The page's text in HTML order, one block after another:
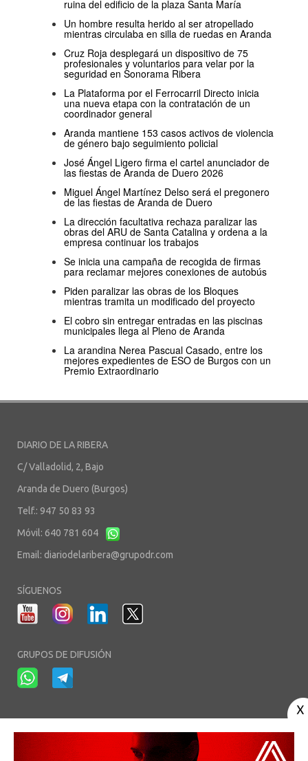
ruina del edificio de la plaza Santa María
Un hombre resulta herido al ser atropellado
mientras circulaba en silla de ruedas en Aranda
Cruz Roja desplegará un dispositivo de 75
profesionales y voluntarios para velar por la
seguridad en Sonorama Ribera
La Plataforma por el Ferrocarril Directo inicia
una nueva etapa con la contratación de un
coordinador general
Aranda mantiene 153 casos activos de violencia
de género bajo seguimiento policial
José Ángel Ligero firma el cartel anunciador de
las fiestas de Aranda de Duero 2026
Miguel Ángel Martínez Delso será el pregonero
de las fiestas de Aranda de Duero
La dirección facultativa rechaza paralizar las
obras del ARU de Santa Catalina y ordena a la
empresa continuar los trabajos
Se inicia una campaña de recogida de firmas
para reclamar mejores conexiones de autobús
Piden paralizar las obras de los Bloques
mientras tramita un modificado del proyecto
El cobro sin entregar entradas en las piscinas
municipales llega al Pleno de Aranda
La arandina Nerea Pascual Casado, entre los
mejores expedientes de ESO de Burgos con un
Premio Extraordinario
DIARIO DE LA RIBERA
C/ Valladolid, 2, Bajo
Aranda de Duero (Burgos)
Telf.: 947 50 83 93
Móvil: 640 781 604
Email: diariodelaribera@grupodr.com
SÍGUENOS
GRUPOS DE DIFUSIÓN